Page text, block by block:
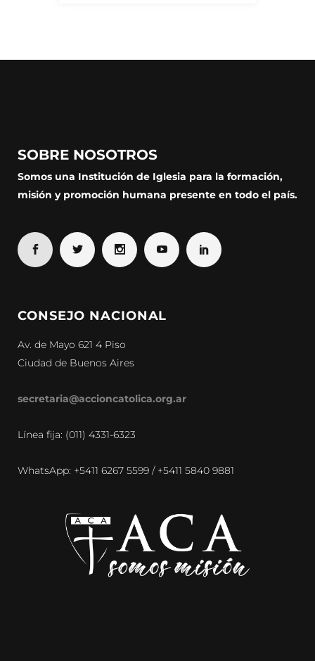
SOBRE NOSOTROS
Somos una Institución de Iglesia para la formación,
misión y promoción humana presente en todo el país.
CONSEJO NACIONAL
Av. de Mayo 621 4 Piso
Ciudad de Buenos Aires
secretaria@accioncatolica.org.ar
Línea fija: (011) 4331-6323
WhatsApp: +5411 6267 5599 / +5411 5840 9881